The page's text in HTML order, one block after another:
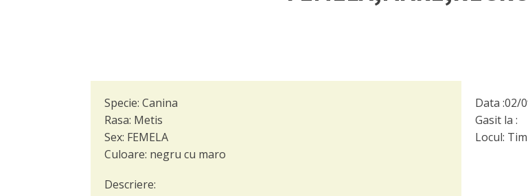
Specie: Canina
Rasa: Metis
Sex: FEMELA
Culoare: negru cu maro
Descriere:
Data :02/
Gasit la :
Locul: